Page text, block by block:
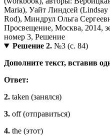
Решение 2.№3 (с. 84)
Дополните текст, вставив
Ответ:
2. taken (занялся)
3. off (отправиться)
4. the (этот)